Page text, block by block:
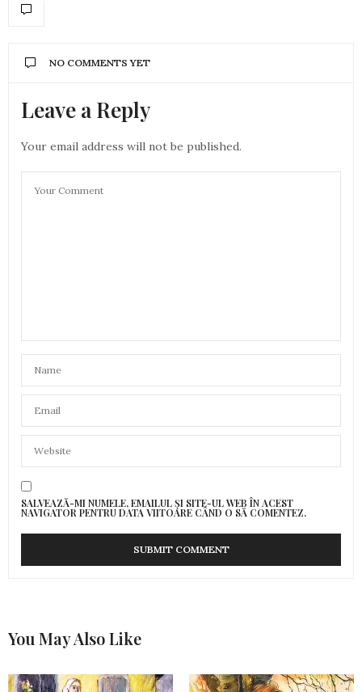
NO COMMENTS YET
Leave a Reply
Your email address will not be published.
SALVEAZĂ-MI NUMELE, EMAILUL ȘI SITE-UL WEB ÎN ACEST
NAVIGATOR PENTRU DATA VIITOARE CÂND O SĂ COMENTEZ.
You May Also Like